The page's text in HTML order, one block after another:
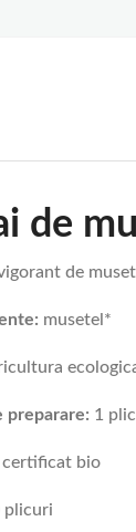
de
de
musetel*
preparare: 1
certificat bio
plicuri